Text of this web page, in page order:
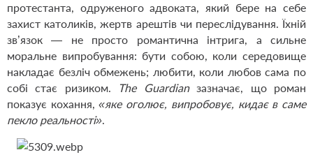
протестанта, одруженого адвоката, який бере на себе
захист католиків, жертв арештів чи переслідування. Їхній
зв’язок — не просто романтична інтрига, а сильне
моральне випробування: бути собою, коли середовище
накладає безліч обмежень; любити, коли любов сама по
собі стає ризиком.
The Guardianзазначає, що роман
показує кохання,«яке оголює, випробовує, кидає в саме
пекло реальності».